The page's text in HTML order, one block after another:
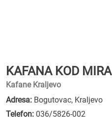
KAFANA KOD MIRA
Kafane Kraljevo
Adresa: Bogutovac, Kraljevo
Telefon: 036/5826-002